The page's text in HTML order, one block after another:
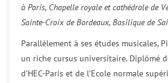
à Paris, Chapelle royale et cathédrale de
Sainte-Croix de Bordeaux, Basilique de
Parallèlement à ses études musicales,
un riche cursus universitaire. Diplômé
d’HEC-Paris et de l’Ecole normale